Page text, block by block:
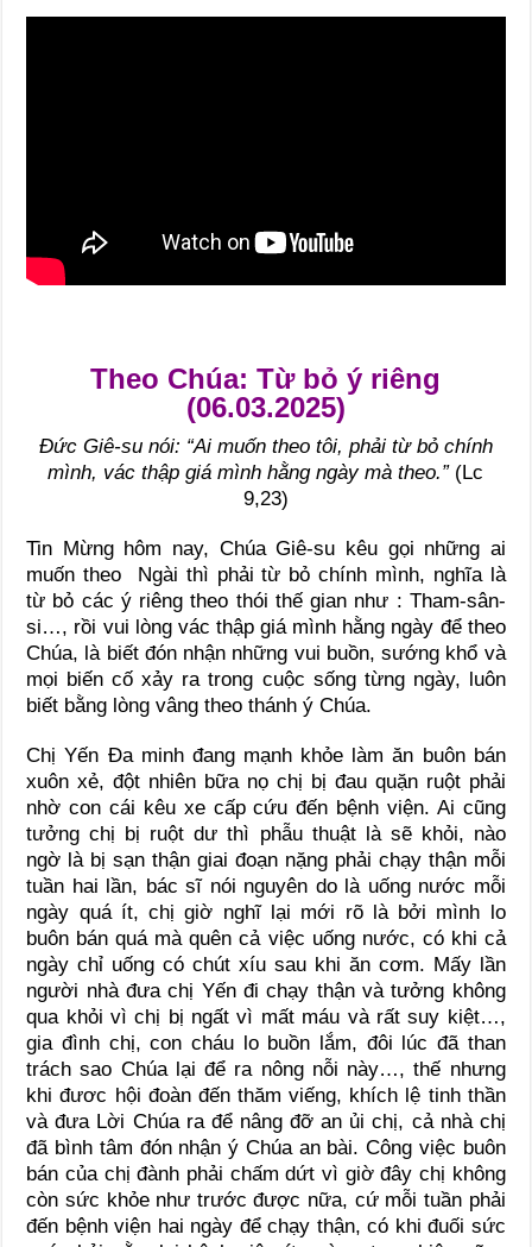
Theo Chúa: Từ bỏ ý riêng
(06.03.2025)
Đức Giê-su nói: “Ai muốn theo tôi, phải từ bỏ chính
mình, vác thập giá mình hằng ngày mà theo.” (Lc
9,23)
Tin Mừng hôm nay, Chúa Giê-su kêu gọi những ai
muốn theo Ngài thì phải từ bỏ chính mình, nghĩa là
từ bỏ các ý riêng theo thói thế gian như : Tham-sân-
si…, rồi vui lòng vác thập giá mình hằng ngày để theo
Chúa, là biết đón nhận những vui buồn, sướng khổ và
mọi biến cố xảy ra trong cuộc sống từng ngày, luôn
biết bằng lòng vâng theo thánh ý Chúa.
Chị Yến Đa minh đang mạnh khỏe làm ăn buôn bán
xuôn xẻ, đột nhiên bữa nọ chị bị đau quặn ruột phải
nhờ con cái kêu xe cấp cứu đến bệnh viện. Ai cũng
tưởng chị bị ruột dư thì phẫu thuật là sẽ khỏi, nào
ngờ là bị sạn thận giai đoạn nặng phải chạy thận mỗi
tuần hai lần, bác sĩ nói nguyên do là uống nước mỗi
ngày quá ít, chị giờ nghĩ lại mới rõ là bởi mình lo
buôn bán quá mà quên cả việc uống nước, có khi cả
ngày chỉ uống có chút xíu sau khi ăn cơm. Mấy lần
người nhà đưa chị Yến đi chạy thận và tưởng không
qua khỏi vì chị bị ngất vì mất máu và rất suy kiệt…,
gia đình chị, con cháu lo buồn lắm, đôi lúc đã than
trách sao Chúa lại để ra nông nỗi này…, thế nhưng
khi đươc hội đoàn đến thăm viếng, khích lệ tinh thần
và đưa Lời Chúa ra để nâng đỡ an ủi chị, cả nhà chị
đã bình tâm đón nhận ý Chúa an bài. Công việc buôn
bán của chị đành phải chấm dứt vì giờ đây chị không
còn sức khỏe như trước được nữa, cứ mỗi tuần phải
đến bệnh viện hai ngày để chạy thận, có khi đuối sức